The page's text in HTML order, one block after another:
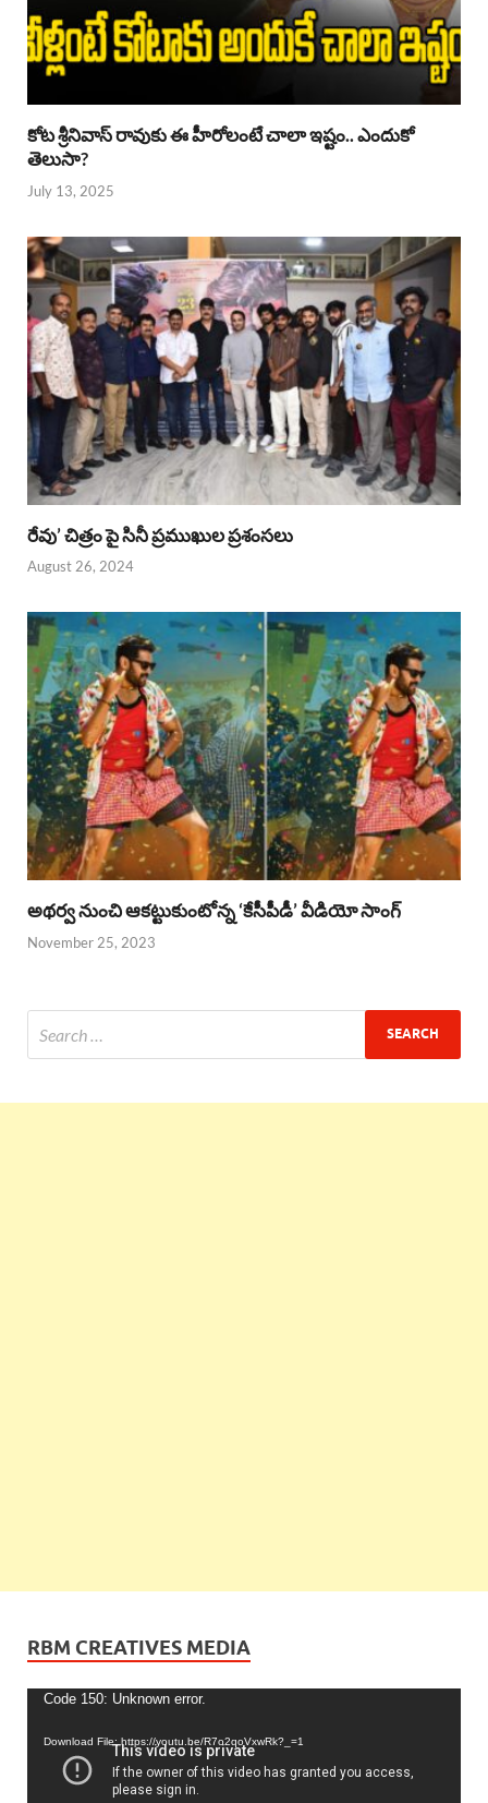
కోట శ్రీనివాస్ రావుకు ఈ హీరోలంటే చాలా ఇష్టం.. ఎందుకో
తెలుసా?
July 13, 2025
రేవు’ చిత్రం పై సినీ ప్రముఖుల ప్రశంసలు
August 26, 2024
అథర్వ నుంచి ఆకట్టుకుంటోన్న ‘కేసీపీడీ’ వీడియో సాంగ్
November 25, 2023
RBM CREATIVES MEDIA
Video
Code 150: Unknown error.
Download File: https://youtu.be/R7o2qoVxwRk?_=1